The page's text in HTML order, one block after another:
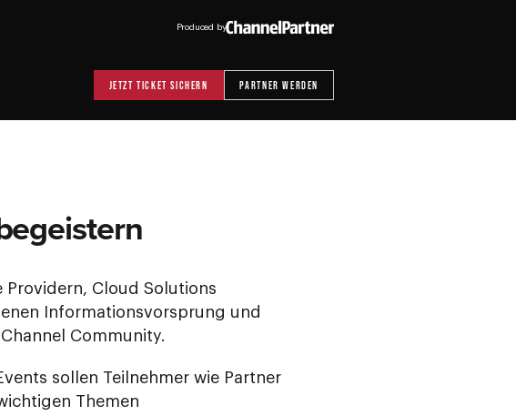
Produced by
JETZT TICKET SICHERN PARTNER WERDEN
Providern, Cloud Solutions
Informationsvorsprung und
Community.
sollen Teilnehmer wie Partner
Themen